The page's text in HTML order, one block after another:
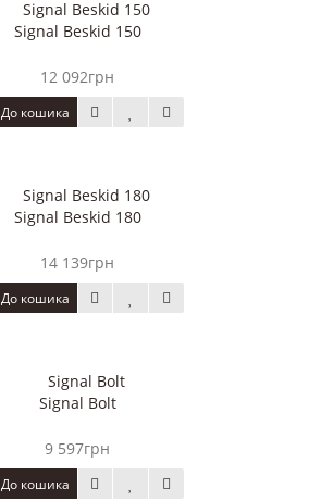
Signal Beskid 150
12 092грн
До кошика
Signal Beskid 180
14 139грн
До кошика
Signal Bolt
9 597грн
До кошика